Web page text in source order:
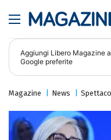
Aggiungi Libero Magazine
Google preferite
Magazine News